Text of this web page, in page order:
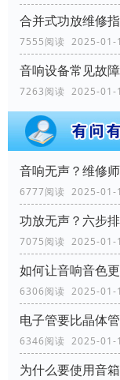
合并式功放维修
7555阅读 2025-01-
音响设备常见故障
7263阅读 2025-01-
音响无声？维修
6777阅读 2025-01-
功放无声？六步
7075阅读 2025-01-
如何让音响音色
6306阅读 2025-01-
电子管要比晶体
6346阅读 2025-01-